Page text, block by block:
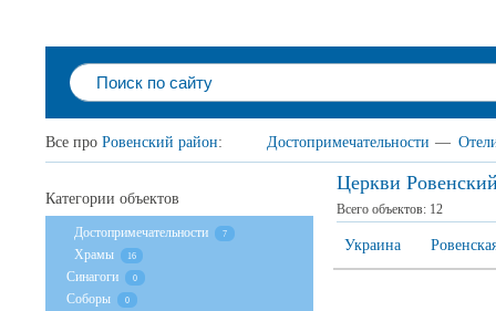
Все про Ровенский район: Достопримечательности —
Церкви
Всего объектов: 12
Украина
Категории объектов
Достопримечательности 7
Храмы 16
Cинагоги 0
Соборы 0